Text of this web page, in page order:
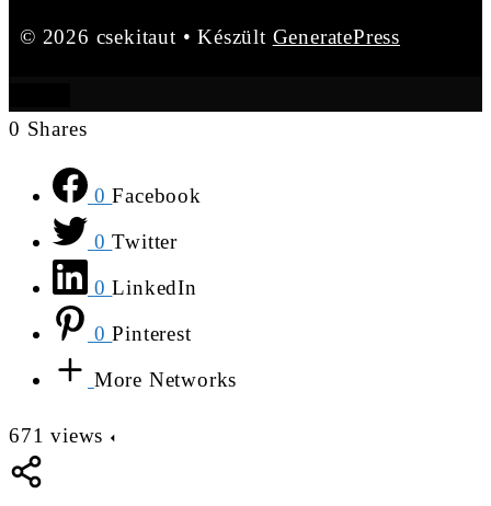
© 2026 csekitaut • Készült GeneratePress
BEZÁR
0 Shares
0Facebook
0Twitter
0LinkedIn
0Pinterest
More Networks
671views